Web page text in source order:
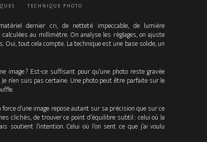
TECHNIQUE PHOTO
dernier cri, de netteté impeccable, de lumière
au millimètre. On analyse les réglages, on ajuste
Oui, tout cela compte. La technique est une base solide, un
image ? Est-ce suffisant pour qu’une photo reste gravée
n’en suis pas certaine. Une photo peut être parfaite sur le
d’une image repose autant sur sa précision que sur ce
clichés, de trouver ce point d’équilibre subtil : celui où la
soutient l’intention. Celui où l’on sent ce que j’ai voulu